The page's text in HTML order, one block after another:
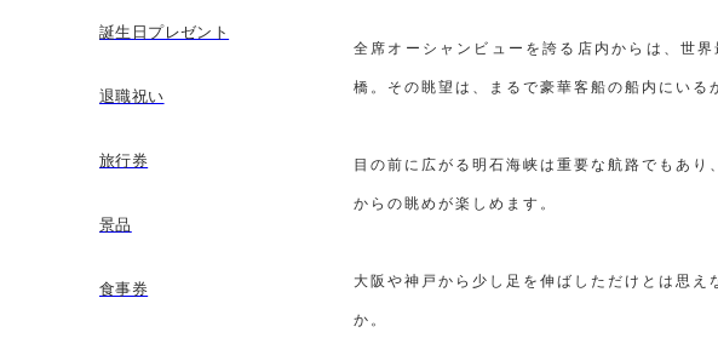
誕生日プレゼント
退職祝い
旅行券
景品
食事券
全席オーシャンビューを誇る店内からは、世
橋。その眺望は、まるで豪華客船の船内にいる
目の前に広がる明石海峡は重要な航路でもあ
からの眺めが楽しめます。
大阪や神戸から少し足を伸ばしただけとは思
か。